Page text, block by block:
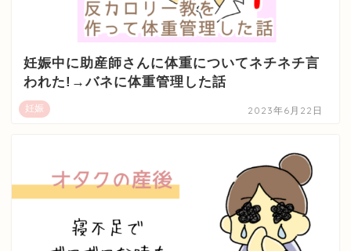
妊娠
妊娠中に助産師さんに体重についてネチネチ言
われた!→バネに体重管理した話
2023年6月22日